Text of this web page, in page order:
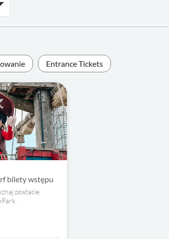
Entrance Tickets
bilety wstępu
postacie